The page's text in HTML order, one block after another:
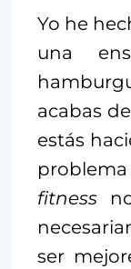
Yo he
una
acabas
estás
fitness
ser